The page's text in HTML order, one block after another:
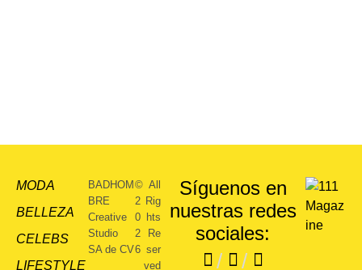
MODA
BELLEZA
CELEBS
LIFESTYLE
Síguenos en
nuestras redes
sociales:
/ /
BADHOM
BRE
Creative
Studio
SA de CV
©
2
0
2
6
All
Rig
hts
Re
ser
ved